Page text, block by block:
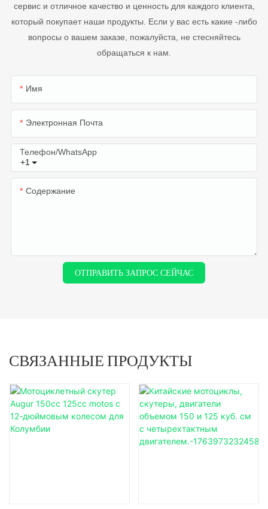
сервис и отличное качество и ценность для каждого клиента,
который покупает наши продукты. Если у вас есть какие -либо
вопросы о вашем заказе, пожалуйста, не стесняйтесь
обращаться к нам.
Имя
Электронная Почта
+1
Телефон/WhatsApp
Содержание
ОТПРАВИТЬ ЗАПРОС СЕЙЧАС
СВЯЗАННЫЕ ПРОДУКТЫ